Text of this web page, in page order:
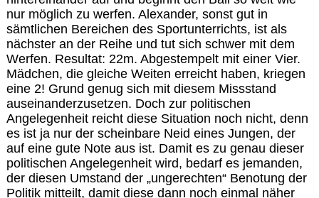
nur möglich zu werfen. Alexander, sonst gut in
sämtlichen Bereichen des Sportunterrichts, ist als
nächster an der Reihe und tut sich schwer mit dem
Werfen. Resultat: 22m. Abgestempelt mit einer Vier.
Mädchen, die gleiche Weiten erreicht haben, kriegen
eine 2! Grund genug sich mit diesem Missstand
auseinanderzusetzen. Doch zur politischen
Angelegenheit reicht diese Situation noch nicht, denn
es ist ja nur der scheinbare Neid eines Jungen, der
auf eine gute Note aus ist. Damit es zu genau dieser
politischen Angelegenheit wird, bedarf es jemanden,
der diesen Umstand der „ungerechten“ Benotung der
Politik mitteilt, damit diese dann noch einmal näher